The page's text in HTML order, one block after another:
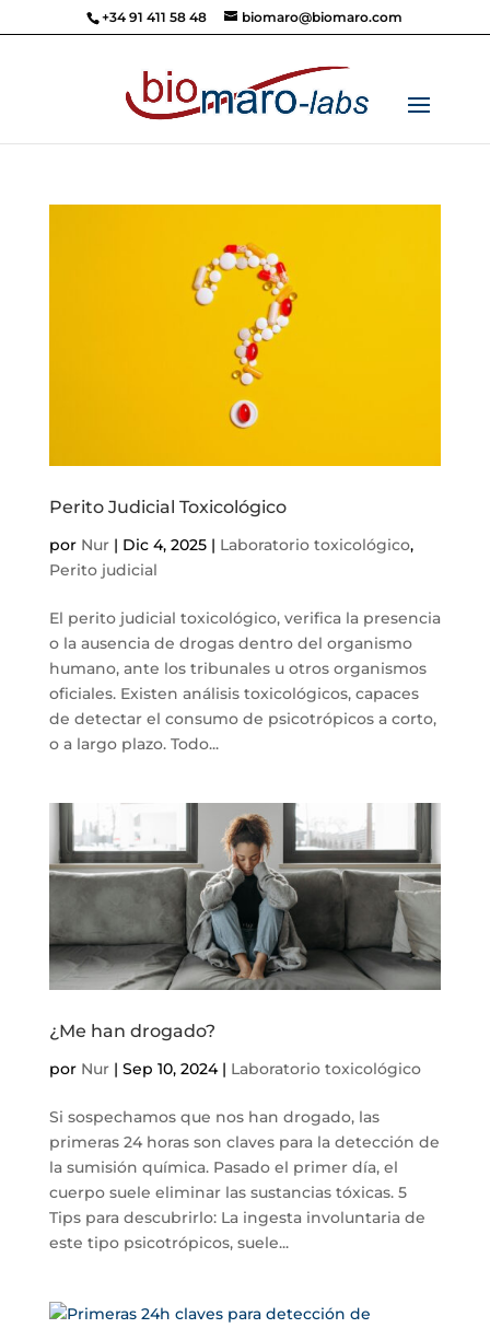
+34 91 411 58 48 biomaro@biomaro.com
Perito Judicial Toxicológico
por Nur| Dic 4, 2025| Laboratorio toxicológico,
Perito judicial
El perito judicial toxicológico, verifica la presencia
o la ausencia de drogas dentro del organismo
humano, ante los tribunales u otros organismos
oficiales. Existen análisis toxicológicos, capaces
de detectar el consumo de psicotrópicos a corto,
o a largo plazo. Todo...
¿Me han drogado?
por Nur| Sep 10, 2024| Laboratorio toxicológico
Si sospechamos que nos han drogado, las
primeras 24 horas son claves para la detección de
la sumisión química. Pasado el primer día, el
cuerpo suele eliminar las sustancias tóxicas. 5
Tips para descubrirlo: La ingesta involuntaria de
este tipo psicotrópicos, suele...